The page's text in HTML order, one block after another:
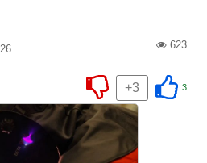
623
3
+3